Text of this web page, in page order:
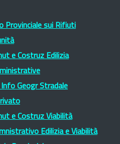
Provinciale sui Rifiuti
e Costruz Edilizia
Info Geogr Stradale
e Costruz Viabilità
Edilizia e Viabilità